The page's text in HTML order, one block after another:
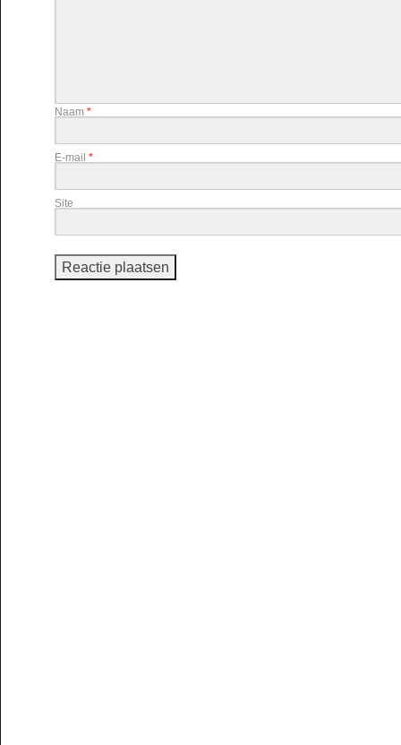
Naam *
E-mail *
Site